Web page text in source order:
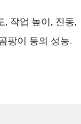
, 작업 높이, 진동,
팡이 등의 성능.